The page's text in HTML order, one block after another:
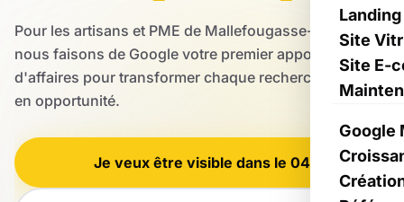
Site
Site E-
Google
Pour les artisans et PME de Mallefougasse-Augès,
nous faisons de Google votre premier apporteur
d'affaires pour transformer chaque recherche Google
en opportunité.
Je veux être visible dans le 04